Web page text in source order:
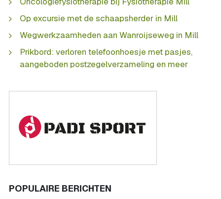
Op excursie met de schaapsherder in Mill
Wegwerkzaamheden aan Wanroijseweg in Mill
Prikbord: verloren telefoonhoesje met pasjes,
aangeboden postzegelverzameling en meer
POPULAIRE BERICHTEN